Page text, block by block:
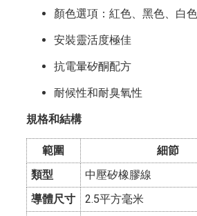
顏色選項：紅色、黑色、白
安裝靈活度極佳
抗電暈矽酮配方
耐候性和耐臭氧性
規格和結構
範圍
細節
類型
中壓矽橡膠線
導體尺寸
2.5平方毫米